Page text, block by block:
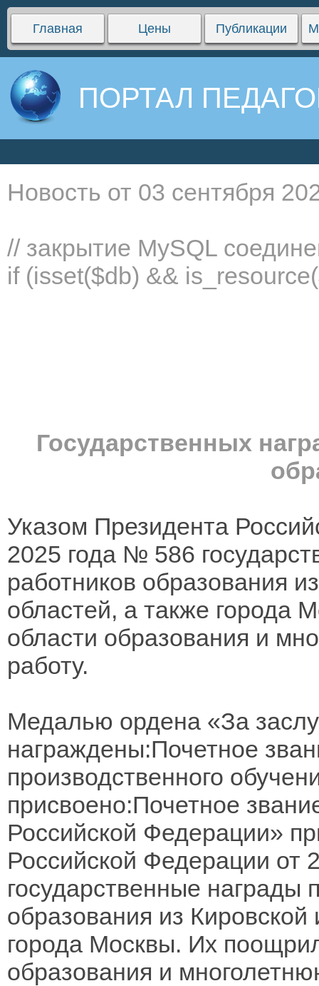
Главная Цены Публикации
ПОРТАЛ
Новость от 03 сентября
// закрытие MySQL
if (isset($db) &&
Государственных
Указом Президента
2025 года № 586
работников образования
областей, а также города
области образования и
работу.
Медалью ордена «За
награждены:Почетное
производственного
присвоено:Почетное
Российской Федерации»
Российской Федерации от
государственные награды
образования из
города Москвы. Их
образования и